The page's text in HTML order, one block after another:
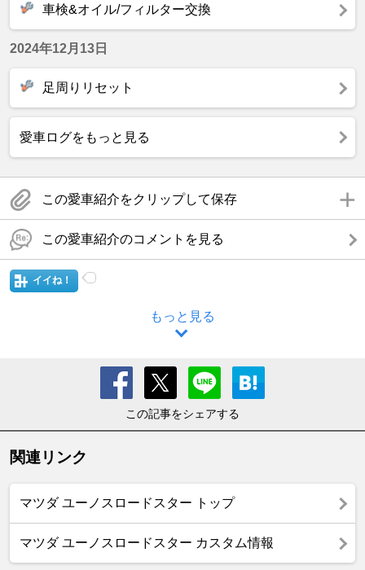
車検&オイル/フィルター交換
2024年12月13日
足周りリセット
愛車ログをもっと見る
この愛車紹介をクリップして保存
この愛車紹介のコメントを見る
イイね！
もっと見る
この記事をシェアする
関連リンク
マツダ ユーノスロードスター トップ
マツダ ユーノスロードスター カスタム情報